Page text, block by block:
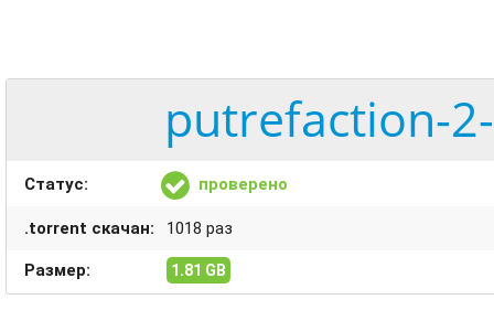
putrefaction-
Статус: проверено
.torrent скачан: 1018 раз
Размер: 1.81 GB